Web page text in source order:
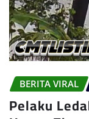
BERITA VIRAL
Pelaku